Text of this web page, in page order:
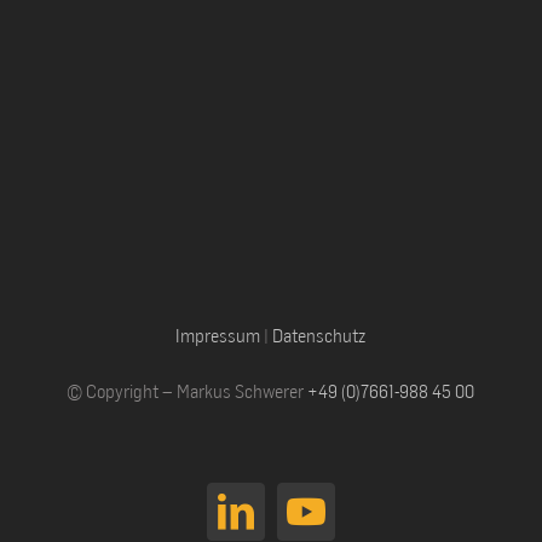
Impressum | Datenschutz
© Copyright – Markus Schwerer +49 (0)7661-988 45 00
LinkedInYouTube